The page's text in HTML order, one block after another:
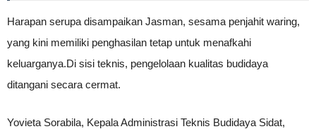
Harapan serupa disampaikan Jasman, sesama penjahit waring,
yang kini memiliki penghasilan tetap untuk menafkahi
keluarganya.Di sisi teknis, pengelolaan kualitas budidaya
ditangani secara cermat.
Yovieta Sorabila, Kepala Administrasi Teknis Budidaya Sidat,